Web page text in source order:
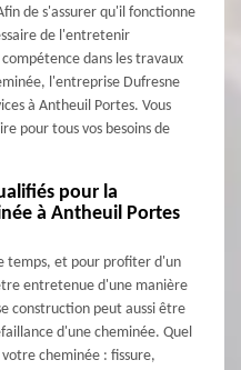
de s'assurer qu'il fonctionne
de l'entretenir
dans les travaux
l'entreprise Dufresne
à Antheuil Portes. Vous
pour tous vos besoins de
pour la
à Antheuil Portes
temps, et pour profiter d'un
entretenue d'une manière
construction peut aussi être
d'une cheminée. Quel
cheminée : fissure,